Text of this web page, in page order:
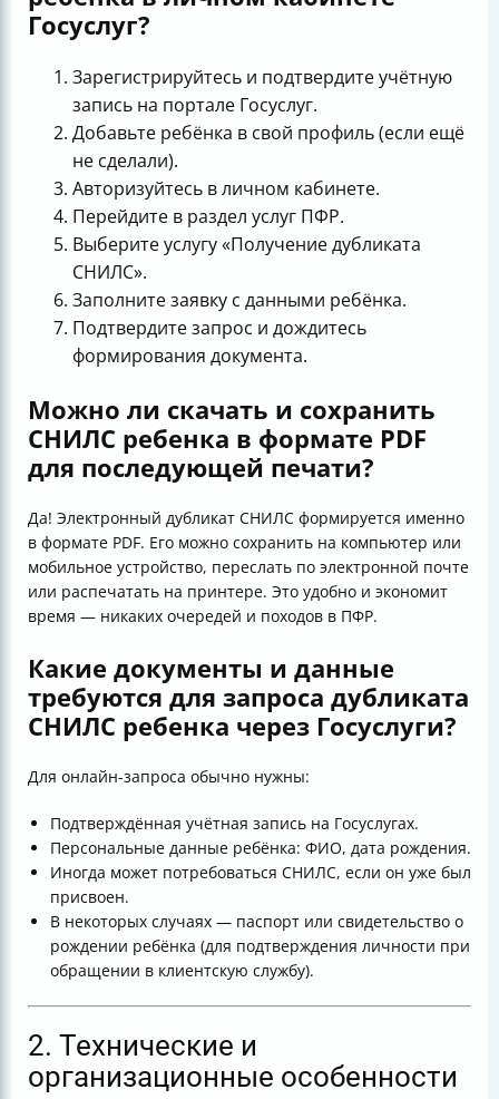
Госуслуг?
Зарегистрируйтесь и подтвердите учётную
запись на портале Госуслуг.
Добавьте ребёнка в свой профиль (если ещё
не сделали).
Авторизуйтесь в личном кабинете.
Перейдите в раздел услуг ПФР.
Выберите услугу «Получение дубликата
СНИЛС».
Заполните заявку с данными ребёнка.
Подтвердите запрос и дождитесь
формирования документа.
Можно ли скачать и сохранить
СНИЛС ребенка в формате PDF
для последующей печати?
Да! Электронный дубликат СНИЛС формируется именно
в формате PDF. Его можно сохранить на компьютер или
мобильное устройство, переслать по электронной почте
или распечатать на принтере. Это удобно и экономит
время — никаких очередей и походов в ПФР.
Какие документы и данные
требуются для запроса дубликата
СНИЛС ребенка через Госуслуги?
Для онлайн-запроса обычно нужны:
Подтверждённая учётная запись на Госуслугах.
Персональные данные ребёнка: ФИО, дата рождения.
Иногда может потребоваться СНИЛС, если он уже был
присвоен.
В некоторых случаях — паспорт или свидетельство о
рождении ребёнка (для подтверждения личности при
обращении в клиентскую службу).
2. Технические и
организационные особенности